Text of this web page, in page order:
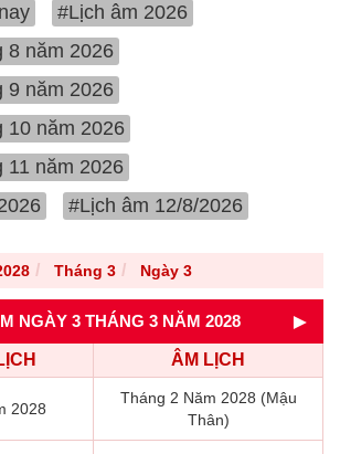
#Lịch âm 2026
8 năm 2026
9 năm 2026
10 năm 2026
11 năm 2026
#Lịch âm 12/8/2026
Tháng 3 Ngày 3
NGÀY 3 THÁNG 3 NĂM 2028 ►
ÂM LỊCH
2028
Tháng 2 Năm 2028 (Mậu
Thân)